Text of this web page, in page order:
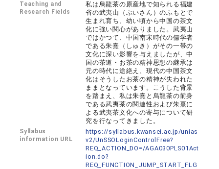
Teaching and
Research Fields
私は烏龍茶の原産地で知られる福建
省の武夷山（ぶいさん）のふもとで
生まれ育ち、幼い頃から中国の茶文
化に強い関心がありました。武夷山
ではかつて、中国南宋時代の儒学者
である朱熹（しゅき）がその一帯の
文化に深い影響を与えましたが、中
国の茶道・お茶の精神思想の継承は
元の時代に途絶え、現代の中国茶文
化はそうしたお茶の精神が失われた
ままとなっています。こうした背景
を踏まえ、私は朱熹と烏龍茶の前身
である武夷茶の関連性および朱熹に
よる武夷茶文化への寄与について研
究を行なってきました。
Syllabus
information URL
https://syllabus.kwansei.ac.jp/unias
v2/UnSSOLoginControlFree?
REQ_ACTION_DO=/AGA030PLS01Act
ion.do?
REQ_FUNCTION_JUMP_START_FLG